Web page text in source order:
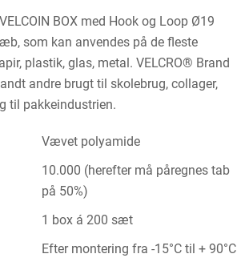
BOX med Hook og Loop Ø19
som kan anvendes på de fleste
plastik, glas, metal. VELCRO® Brand
andre brugt til skolebrug, collager,
til pakkeindustrien.
Vævet polyamide
10.000 (herefter må påregnes tab
på 50%)
1 box á 200 sæt
Efter montering fra -15°C til + 90°C